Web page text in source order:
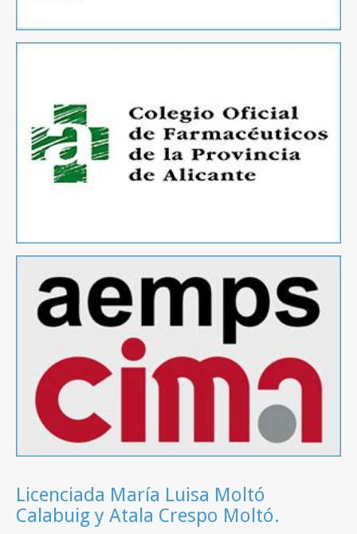
Licenciada María Luisa Moltó
Calabuig y Atala Crespo Moltó.